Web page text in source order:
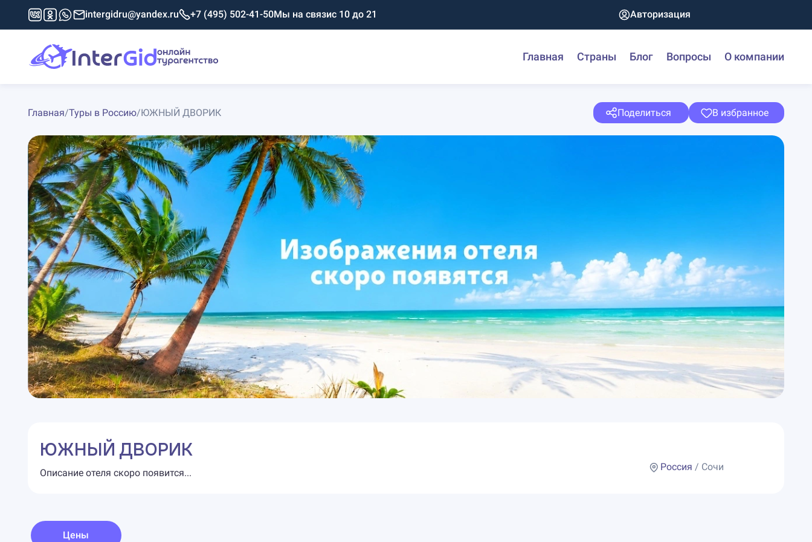
intergidru@yandex.ru +7 (495) 502-41-50Мы на связис 10 до 21 Авторизация
Главная Страны Блог Вопросы О компании
Главная/Туры в Россию/ЮЖНЫЙ ДВОРИК Поделиться В избранное
ЮЖНЫЙ ДВОРИК
Описание отеля скоро появится...
Россия / Сочи
Цены